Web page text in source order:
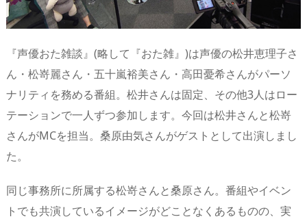
『声優おた雑談』(略して『おた雑』)は声優の松井恵理子さ
ん・松嵜麗さん・五十嵐裕美さん・高田憂希さんがパーソ
ナリティを務める番組。松井さんは固定、その他3人はロー
テーションで一人ずつ参加します。今回は松井さんと松嵜
さんがMCを担当。桑原由気さんがゲストとして出演しまし
た。
同じ事務所に所属する松嵜さんと桑原さん。番組やイベン
トでも共演しているイメージがどことなくあるものの、実